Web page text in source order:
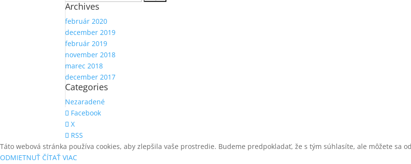
Archives
február 2020
december 2019
február 2019
november 2018
marec 2018
december 2017
Categories
Nezaradené
Facebook
X
RSS
Táto webová stránka používa cookies, aby zlepšila vaše prostredie. Budeme predpokladať, že s tým súhlasíte, ale môžete sa
ODMIETNUŤ ČÍTAŤ VIAC